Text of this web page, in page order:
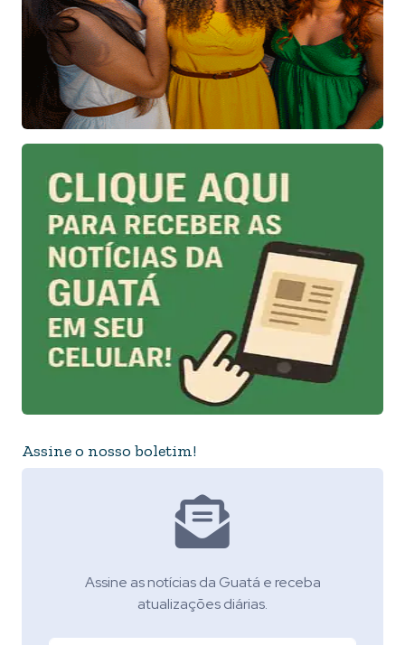
Assine o nosso boletim!
Assine as notícias da Guatá e receba
atualizações diárias.